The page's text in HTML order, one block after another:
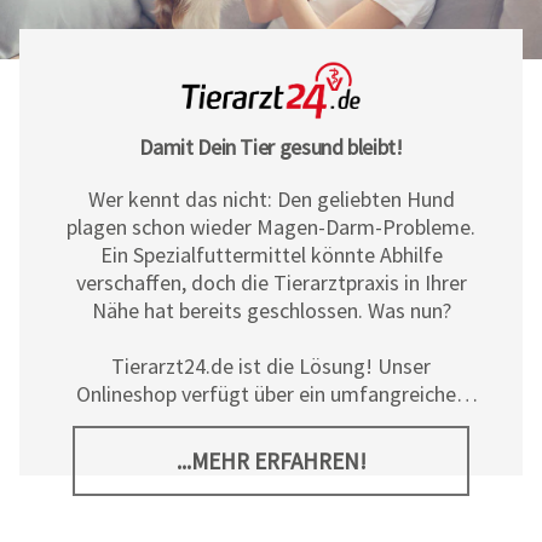
Damit Dein Tier gesund bleibt!
Wer kennt das nicht: Den geliebten Hund
plagen schon wieder Magen-Darm-Probleme.
Ein Spezialfuttermittel könnte Abhilfe
verschaffen, doch die Tierarztpraxis in Ihrer
Nähe hat bereits geschlossen. Was nun?
Tierarzt24.de ist die Lösung! Unser
Onlineshop verfügt über ein umfangreiches
Sortiment an Diät- und
Ergänzungsfuttermitteln, Pflegeprodukten
sowie allerlei tierischem Zubehör für Hunde,
Katzen und Pferde. Neben den hochwertigen
...MEHR ERFAHREN!